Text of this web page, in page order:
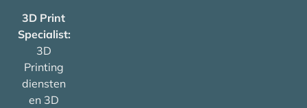
3D Print
Specialist:
3D
Printing
diensten
en 3D